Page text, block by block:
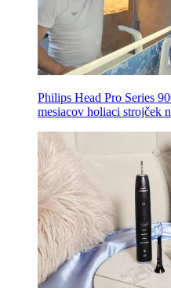
Philips Head Pro Series
mesiacov holiaci strojček